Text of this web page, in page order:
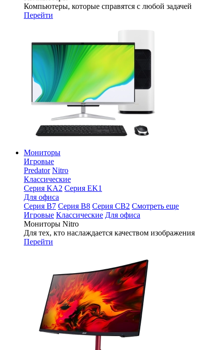
Компьютеры, которые справятся с любой задачей
Перейти
Мониторы
Игровые
Predator Nitro
Классические
Серия KA2 Серия EK1
Для офиса
Серия B7 Серия B8 Серия CB2 Смотреть еще
Игровые Классические Для офиса
Мониторы Nitro
Для тех, кто наслаждается качеством изображения
Перейти